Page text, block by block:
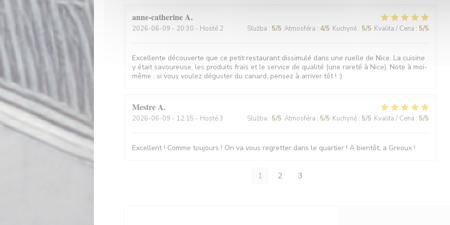
anne-catherineA
2026-06-09 - 20:30 - Hosté 2 Služba : 5/5 Atmosféra : 4/5 Kuchyně: 5/5 Kvalita / Cena : 5/5
Excellente découverte que ce petit restaurant dissimulé dans une ruelle de Nice. La cuisine
y était savoureuse, les produits frais et le service de qualité (une rareté à Nice). Note à moi-
même : si vous voulez déguster du canard, pensez à arriver tôt ! :)
MestreA
2026-06-09 - 12:15 - Hosté 3 Služba : 5/5 Atmosféra : 5/5 Kuchyně: 5/5 Kvalita / Cena : 5/5
Excellent ! Comme toujours ! On va vous regretter dans le quartier ! A bientôt, a Greoux !
1 2 3